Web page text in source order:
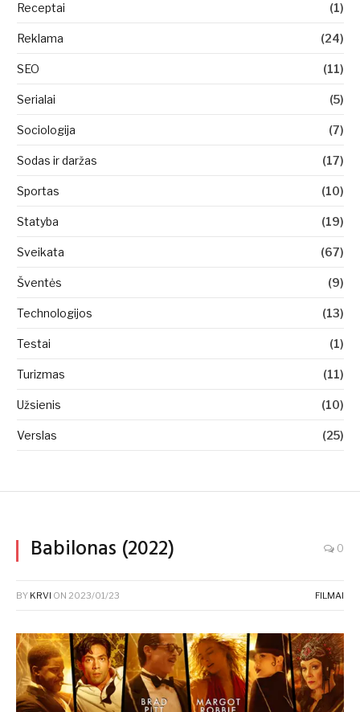
Receptai (1)
Reklama (24)
SEO (11)
Serialai (5)
Sociologija (7)
Sodas ir daržas (17)
Sportas (10)
Statyba (19)
Sveikata (67)
Šventės (9)
Technologijos (13)
Testai (1)
Turizmas (11)
Užsienis (10)
Verslas (25)
Babilonas (2022) 0
BY KRVI ON 2023/01/23 FILMAI